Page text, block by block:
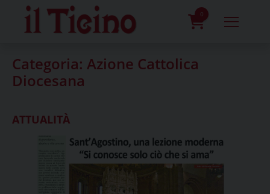
content
0
Categoria: Azione Cattolica
Diocesana
ATTUALITÀ